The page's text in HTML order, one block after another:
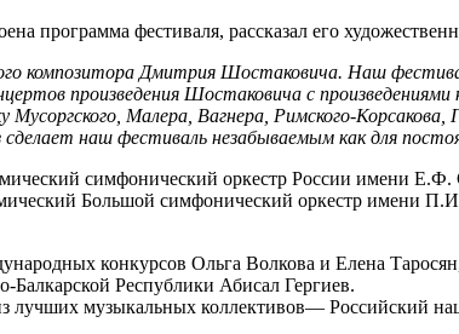
программа фестиваля, рассказал его
композитора Дмитрия Шостаковича. Наш
произведения Шостаковича с
Малера, Вагнера, Римского-Корсакова,
наш фестиваль незабываемым как для
симфонический оркестр России имени Е.Ф.
Большой симфонический оркестр имени
конкурсов Ольга Волкова и Елена
Балкарской Республики Абисал Гергиев.
лучших музыкальных коллективов— Российский